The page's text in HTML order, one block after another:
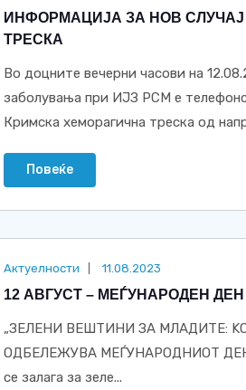
ИНФОРМАЦИЈА ЗА НОВ
ТРЕСКА
Во доцните вечерни часови на
заболувања при ИЈЗ РСМ е
Кримска хеморагична треска од
Повеќе
Актуелности 11.08.2023
12 АВГУСТ – МЕЃУНАРОДЕН
„ЗЕЛЕНИ ВЕШТИНИ ЗА МЛАДИТЕ:
ОДБЕЛЕЖУВА МЕЃУНАРОДНИОТ
се залага за зеле...